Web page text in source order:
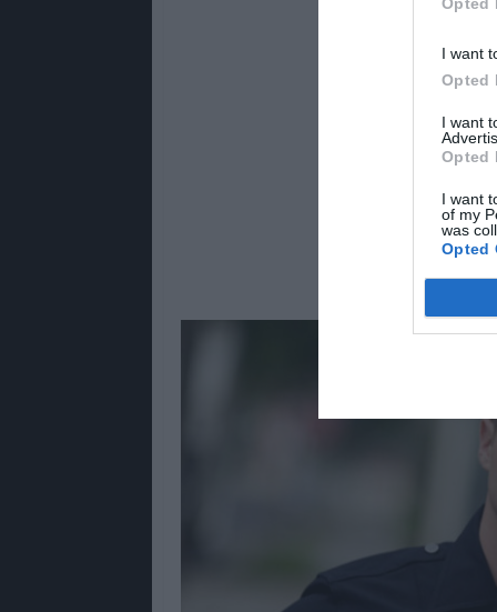
I want
Opted
I want
Opted
I want
of my
was
Opted